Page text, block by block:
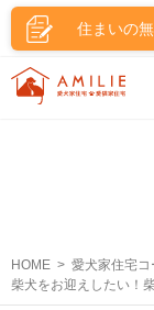
住まいの
HOME
愛犬家住宅
柴犬をお迎えしたい！